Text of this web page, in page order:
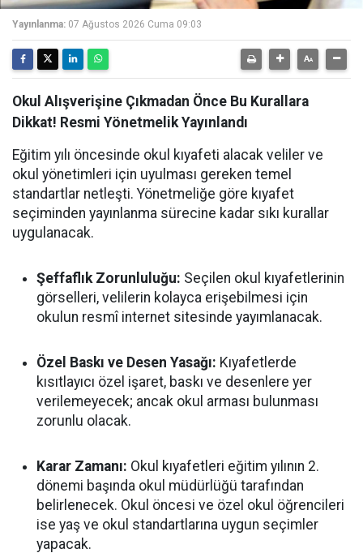
Yayınlanma: 07 Ağustos 2026 Cuma 09:03
Okul Alışverişine Çıkmadan Önce Bu Kurallara
Dikkat! Resmi Yönetmelik Yayınlandı
Eğitim yılı öncesinde okul kıyafeti alacak veliler ve
okul yönetimleri için uyulması gereken temel
standartlar netleşti. Yönetmeliğe göre kıyafet
seçiminden yayınlanma sürecine kadar sıkı kurallar
uygulanacak.
Şeffaflık Zorunluluğu: Seçilen okul kıyafetlerinin
görselleri, velilerin kolayca erişebilmesi için
okulun resmî internet sitesinde yayımlanacak.
Özel Baskı ve Desen Yasağı: Kıyafetlerde
kısıtlayıcı özel işaret, baskı ve desenlere yer
verilemeyecek; ancak okul arması bulunması
zorunlu olacak.
Karar Zamanı: Okul kıyafetleri eğitim yılının 2.
dönemi başında okul müdürlüğü tarafından
belirlenecek. Okul öncesi ve özel okul öğrencileri
ise yaş ve okul standartlarına uygun seçimler
yapacak.